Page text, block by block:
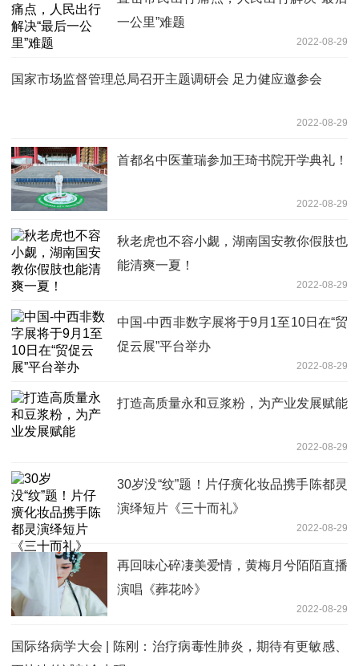
一公里”难题
2022-08-29
国家市场监督管理总局召开主题调研会 足力健应邀参会
2022-08-29
首都名中医董瑞参加王琦书院开学典礼！
2022-08-29
秋老虎也不容小觑，湖南国安教你假肢也
能清爽一夏！
2022-08-29
中国-中西非数字展将于9月1至10日在“贸
促云展”平台举办
2022-08-29
打造高质量永和豆浆粉，为产业发展赋能
2022-08-29
30岁没“纹”题！片仔癀化妆品携手陈都灵
演绎短片《三十而礼》
2022-08-29
再回味心碎凄美爱情，黄梅月兮陌陌直播
演唱《葬花吟》
2022-08-29
国际络病学大会 | 陈刚：治疗病毒性肺炎，期待有更敏感、